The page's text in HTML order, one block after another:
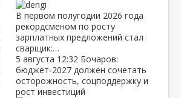
В первом полугодии 2026 года
рекордсменом по росту
зарплатных предложений стал
сварщик:…
5 августа 12:32 Бочаров:
бюджет‑2027 должен сочетать
осторожность, соцподдержку и
рост инвестиций